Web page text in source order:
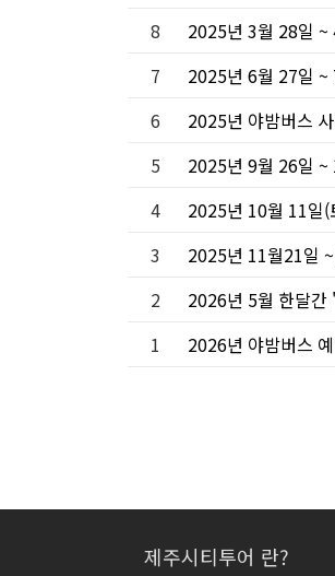
8
2025년 3월 28일 ~
7
2025년 6월 27일 ~
6
2025년 야밤버스
5
2025년 9월 26일 ~
4
2025년 10월 11일(
3
2025년 11월21일
2
2026년 5월 한달간
1
2026년 야밤버스
제주시티투어 란?